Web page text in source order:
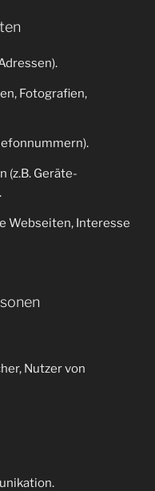
Fotografien,
(z.B. Geräte-
Webseiten, Interesse
Nutzer von